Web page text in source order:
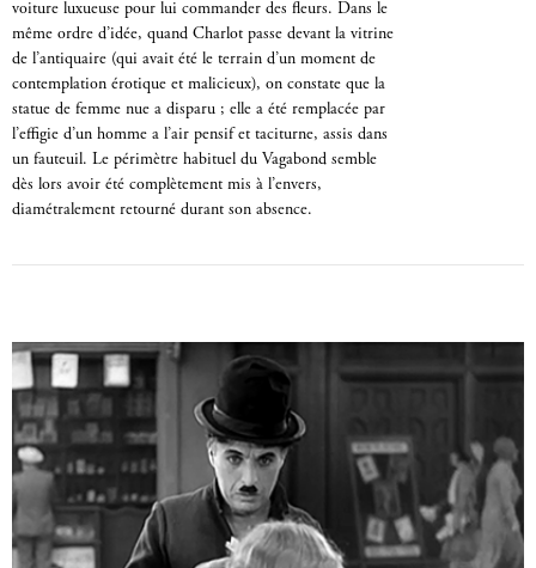
voiture luxueuse pour lui commander des fleurs. Dans le
même ordre d’idée, quand Charlot passe devant la vitrine
de l’antiquaire (qui avait été le terrain d’un moment de
contemplation érotique et malicieux), on constate que la
statue de femme nue a disparu ; elle a été remplacée par
l’effigie d’un homme a l’air pensif et taciturne, assis dans
un fauteuil. Le périmètre habituel du Vagabond semble
dès lors avoir été complètement mis à l’envers,
diamétralement retourné durant son absence.